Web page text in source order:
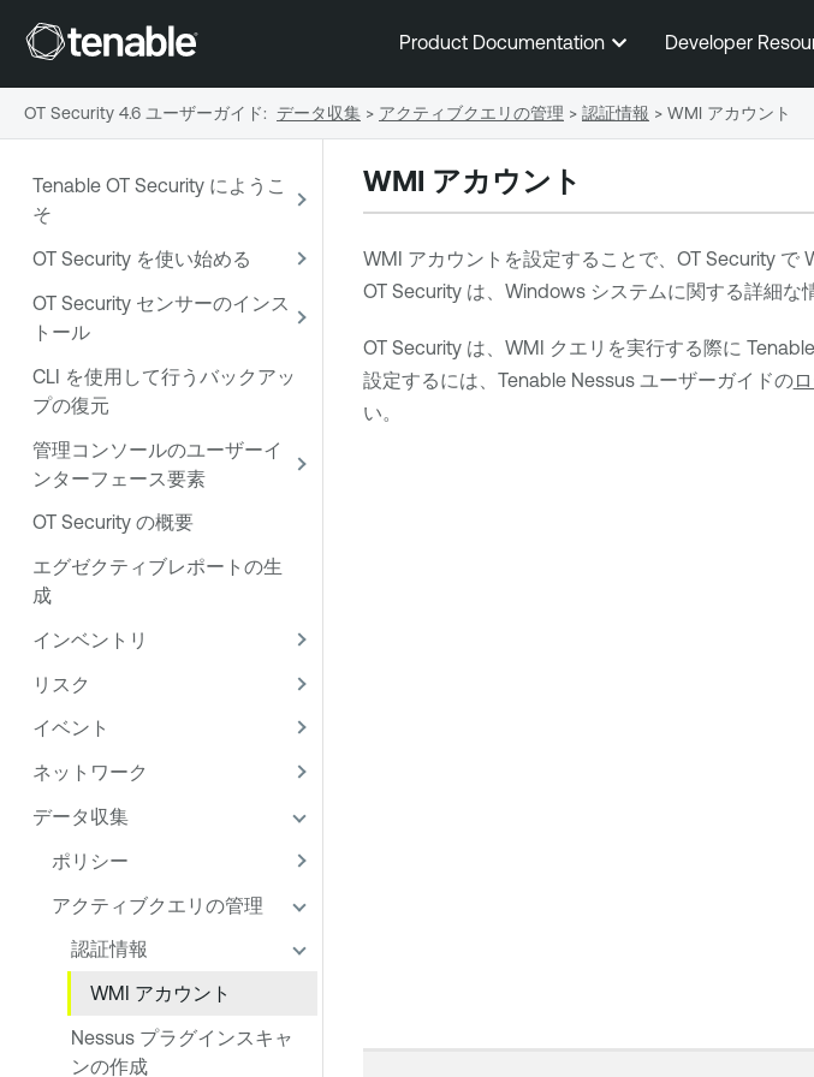
メインコンテ
Product Documentation Developer
Tenable OT Security にようこ
そ
OT Security を使い始める
OT Security センサーのインス
トール
CLI を使用して行うバックアッ
プの復元
管理コンソールのユーザーイ
ンターフェース要素
OT Security の概要
エグゼクティブレポートの生
成
インベントリ
リスク
イベント
ネットワーク
データ収集
ポリシー
アクティブクエリの管理
認証情報
WMI アカウント
Nessus プラグインスキャ
ンの作成
WMI アカウント
WMI アカウントを設定することで、 OT Securityで
OT Securityは、Windows システムに関する詳細な
OT Securityは、WMI クエリを実行する際に
設定するには、 Tenable Nessusユーザーガイドの
い。
OT Security 4.6 ユーザーガイド: データ収集 > アクティブクエリの管理 > 認証情報 > WMI アカウント